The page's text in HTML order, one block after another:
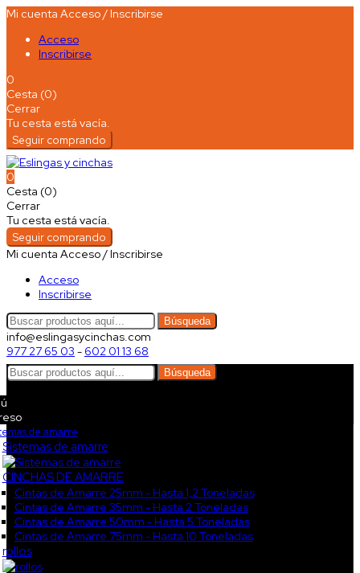
Mi cuenta Acceso / Inscribirse
Acceso
Inscribirse
0
Cesta (0)
Cerrar
Tu cesta está vacía.
Seguir comprando
0
Cesta (0)
Cerrar
Tu cesta está vacía.
Seguir comprando
Mi cuenta Acceso / Inscribirse
Acceso
Inscribirse
Búsqueda
info@eslingasycinchas.com
977 27 65 03 - 602 01 13 68
Búsqueda
de amarre
Sistemas de amarre
CINCHAS DE AMARRE
Cintas de Amarre 25mm - Hasta 1,2 Toneladas
Cintas de Amarre 35mm - Hasta 2 Toneladas
Cintas de Amarre 50mm - Hasta 5 Toneladas
Cintas de Amarre 75mm - Hasta 10 Toneladas
rollos